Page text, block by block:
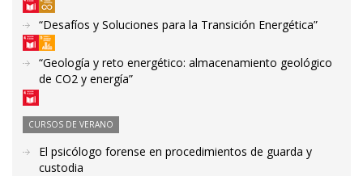
“Desafíos y Soluciones para la Transición Energética”
“Geología y reto energético: almacenamiento geológico
de CO2 y energía”
CURSOS DE VERANO
El psicólogo forense en procedimientos de guarda y
custodia